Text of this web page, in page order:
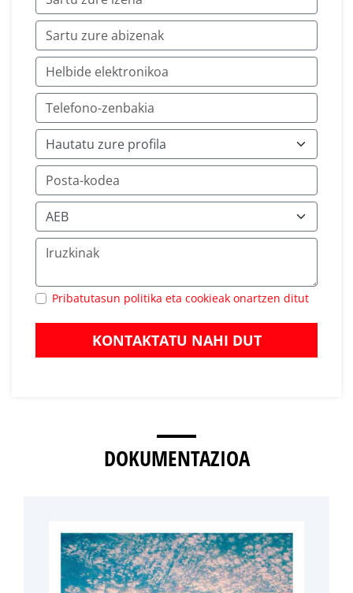
Pribatutasun politika eta cookieak onartzen ditut
KONTAKTATU NAHI DUT
DOKUMENTAZIOA